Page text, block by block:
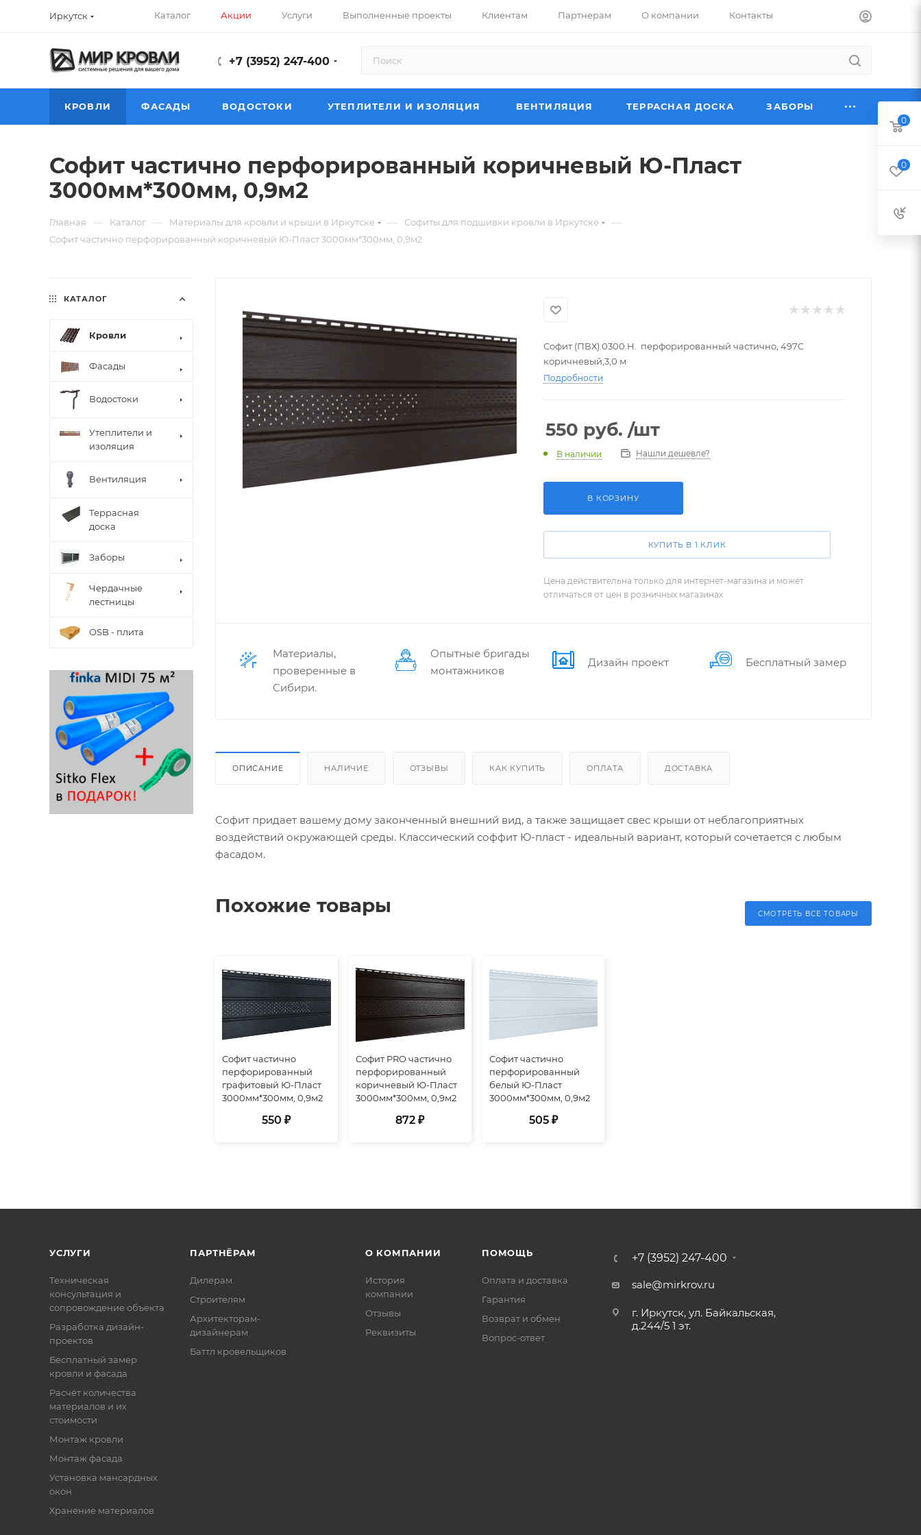
Иркутск Каталог Акции Услуги Выполненные проекты Клиентам Партнерам О компании Контакты
+7 (3952) 247-400
КРОВЛИ ФАСАДЫ ВОДОСТОКИ УТЕПЛИТЕЛИ И ИЗОЛЯЦИЯ ВЕНТИЛЯЦИЯ ТЕРРАСНАЯ ДОСКА ЗАБОРЫ
Софит частично перфорированный коричневый Ю-Пласт
3000мм*300мм, 0,9м2
Главная — Каталог — Материалы для кровли и крыши в Иркутске — Софиты для подшивки кровли в Иркутске —
Софит частично перфорированный коричневый Ю-Пласт 3000мм*300мм, 0,9м2
Софит (ПВХ).0300.H. перфорированный частично, 497C
коричневый,3,0 м
Подробности
550 руб. /шт
В наличии Нашли дешевле?
В КОРЗИНУ
КУПИТЬ В 1 КЛИК
Цена действительна только для интернет-магазина и может
отличаться от цен в розничных магазинах
Материалы,
проверенные в
Сибири.
Опытные бригады
монтажников
Дизайн проект Бес­плат­ный замер
ОПИСАНИЕ НАЛИЧИЕ ОТЗЫВЫ КАК КУПИТЬ ОПЛАТА ДОСТАВКА
Софит придает вашему дому законченный внешний вид, а также защищает свес крыши от неблагоприятных
воздействий окружающей среды. Классический соффит Ю-пласт - идеальный вариант, который сочетается с любым
фасадом.
Похожие товары СМОТРЕТЬ ВСЕ ТОВАРЫ
Софит частично
перфорированный
графитовый Ю-Пласт
3000мм*300мм, 0,9м2
550 ₽
Софит PRO частично
перфорированный
коричневый Ю-Пласт
3000мм*300мм, 0,9м2
872 ₽
Софит частично
перфорированный
белый Ю-Пласт
3000мм*300мм, 0,9м2
505 ₽
КАТАЛОГ
Кровли
Фасады
Водостоки
Утеплители и
изоляция
Вентиляция
Террасная
доска
Заборы
Чердачные
лестницы
OSB - плита
УСЛУГИ
Техническая
консультация и
сопровождение объекта
Разработка дизайн-
проектов
Бесплатный замер
кровли и фасада
Расчёт количества
материалов и их
стоимости
Монтаж кровли
Монтаж фасада
Установка мансардных
окон
Хранение материалов
ПАРТНЁРАМ
Дилерам
Строителям
Архитекторам-
дизайнерам
Баттл кровельщиков
О КОМПАНИИ
История
компании
Отзывы
Реквизиты
ПОМОЩЬ
Оплата и доставка
Гарантия
Возврат и обмен
Вопрос-ответ
+7 (3952) 247-400
sale@mirkrov.ru
г. Иркутск, ул. Байкальская,
д.244/5 1 эт.
0
0